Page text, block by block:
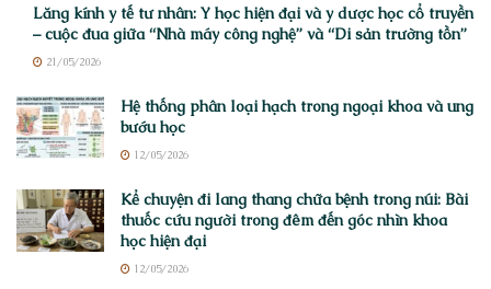
Lăng kính y tế tư nhân: Y học hiện đại và y dược học cổ truyền
– cuộc đua giữa “Nhà máy công nghệ” và “Di sản trường tồn”
21/05/2026
Hệ thống phân loại hạch trong ngoại khoa và ung
bướu học
12/05/2026
Kể chuyện đi lang thang chữa bệnh trong núi: Bài
thuốc cứu người trong đêm đến góc nhìn khoa
học hiện đại
12/05/2026